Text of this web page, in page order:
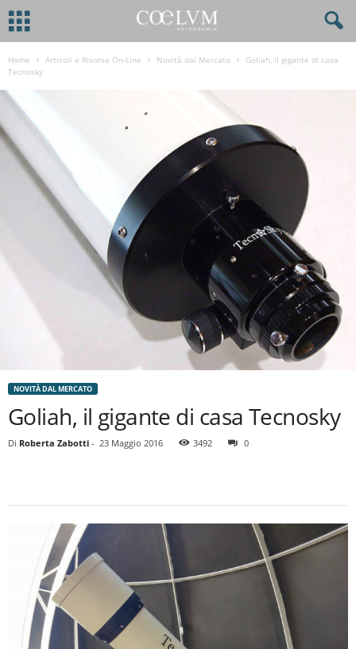
Home Articoli e Risorse On-Line Novità dal Mercato
Goliah, il gigante di casa
Tecnosky
NOVITÀ DAL MERCATO
Goliah, il gigante di casa Tecnosky
Di Roberta Zabotti - 23 Maggio 2016 3492 0